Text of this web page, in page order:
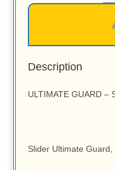
Description
ULTIMATE GUARD –
Slider Ultimate